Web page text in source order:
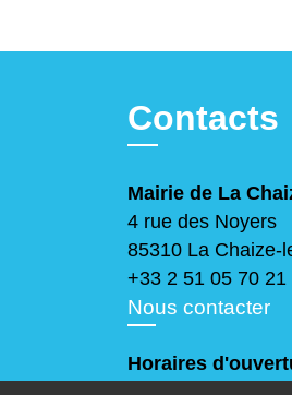
Contacts
Mairie de La
4 rue des Noyers
85310 La Chaize-
+33 2 51 05 70 21
Nous contacter
Horaires